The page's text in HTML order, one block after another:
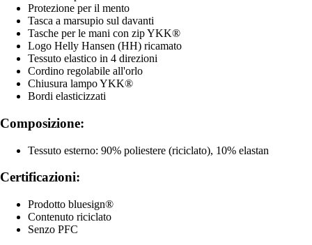
Protezione per il mento
Tasca a marsupio sul davanti
Tasche per le mani con zip YKK®
Logo Helly Hansen (HH) ricamato
Tessuto elastico in 4 direzioni
Cordino regolabile all'orlo
Chiusura lampo YKK®
Bordi elasticizzati
Composizione:
Tessuto esterno: 90% poliestere (riciclato), 10% elastan
Certificazioni:
Prodotto bluesign®
Contenuto riciclato
Senzo PFC